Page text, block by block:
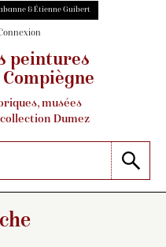
& Étienne Guibert
peintures
musées
Dumez